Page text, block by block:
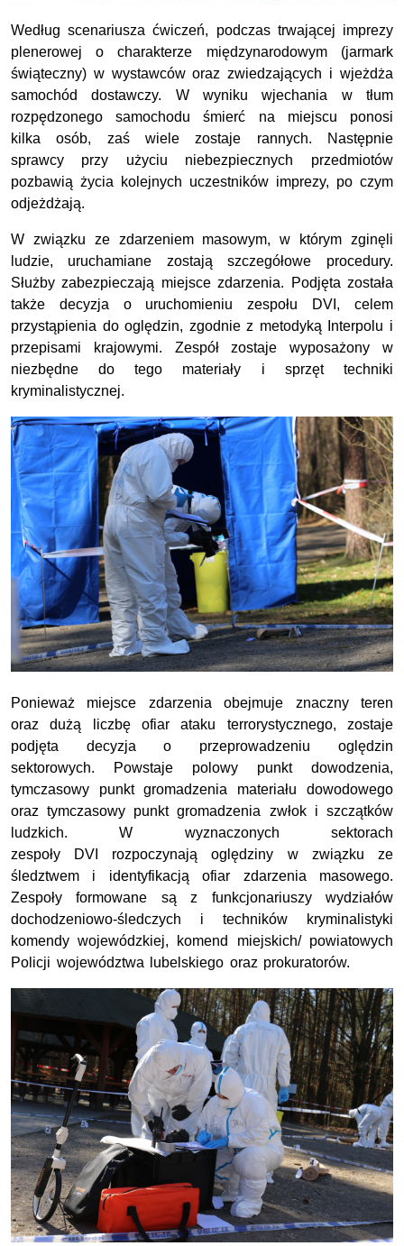
Według scenariusza ćwiczeń, podczas trwającej imprezy
plenerowej o charakterze międzynarodowym (jarmark
świąteczny) w wystawców oraz zwiedzających i wjeżdża
samochód dostawczy. W wyniku wjechania w tłum
rozpędzonego samochodu śmierć na miejscu ponosi
kilka osób, zaś wiele zostaje rannych. Następnie
sprawcy przy użyciu niebezpiecznych przedmiotów
pozbawią życia kolejnych uczestników imprezy, po czym
odjeżdżają.
W związku ze zdarzeniem masowym, w którym zginęli
ludzie, uruchamiane zostają szczegółowe procedury.
Służby zabezpieczają miejsce zdarzenia. Podjęta została
także decyzja o uruchomieniu zespołu DVI, celem
przystąpienia do oględzin, zgodnie z metodyką Interpolu i
przepisami krajowymi. Zespół zostaje wyposażony w
niezbędne do tego materiały i sprzęt techniki
kryminalistycznej.
Ponieważ miejsce zdarzenia obejmuje znaczny teren
oraz dużą liczbę ofiar ataku terrorystycznego, zostaje
podjęta decyzja o przeprowadzeniu oględzin
sektorowych. Powstaje polowy punkt dowodzenia,
tymczasowy punkt gromadzenia materiału dowodowego
oraz tymczasowy punkt gromadzenia zwłok i szczątków
ludzkich. W wyznaczonych sektorach
zespoły DVI rozpoczynają oględziny w związku ze
śledztwem i identyfikacją ofiar zdarzenia masowego.
Zespoły formowane są z funkcjonariuszy wydziałów
dochodzeniowo-śledczych i techników kryminalistyki
komendy wojewódzkiej, komend miejskich/ powiatowych
Policji województwa lubelskiego oraz prokuratorów.